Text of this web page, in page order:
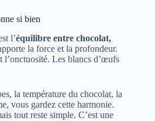
si bien
l’équilibre entre chocolat,
la force et la profondeur.
l’onctuosité. Les blancs d’œufs
la température du chocolat, la
vous gardez cette harmonie.
tout reste simple. C’est une